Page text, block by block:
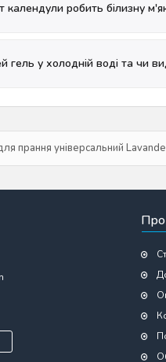
календули робить білизну
гель у холодній воді та чи
прання універсальний